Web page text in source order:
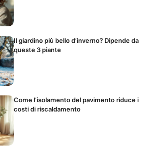
Il giardino più bello d’inverno? Dipende da
queste 3 piante
Come l’isolamento del pavimento riduce i
costi di riscaldamento